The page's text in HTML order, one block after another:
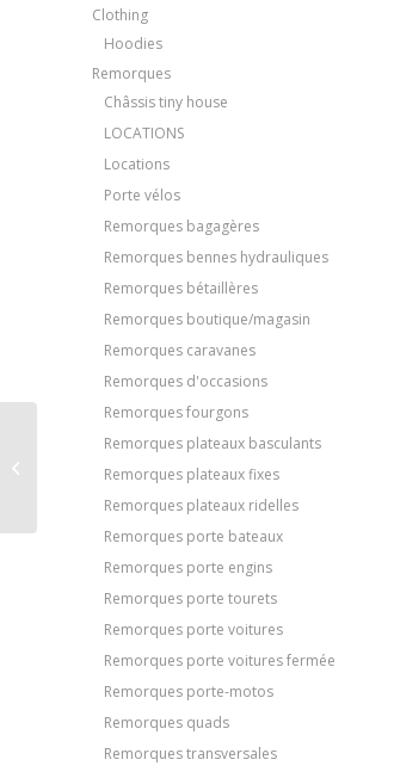
Clothing
Hoodies
Remorques
Châssis tiny house
LOCATIONS
Locations
Porte vélos
Remorques bagagères
Remorques bennes hydrauliques
Remorques bétaillères
Remorques boutique/magasin
Remorques caravanes
Remorques d'occasions
Remorques fourgons
Remorques plateaux basculants
Remorques plateaux fixes
Remorques plateaux ridelles
Remorques porte bateaux
Remorques porte engins
Remorques porte tourets
Remorques porte voitures
Remorques porte voitures fermée
Remorques porte-motos
Remorques quads
Remorques transversales
Fourgon Lider 42950
2000 KG PTAC (à partir